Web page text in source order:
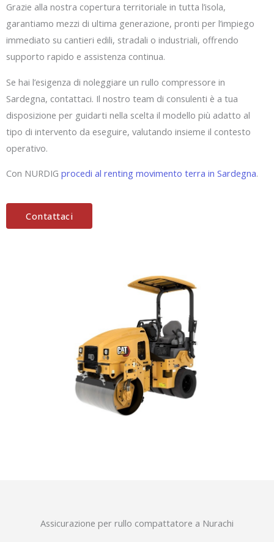
Grazie alla nostra copertura territoriale in tutta l’isola,
garantiamo mezzi di ultima generazione, pronti per l’impiego
immediato su cantieri edili, stradali o industriali, offrendo
supporto rapido e assistenza continua.
Se hai l’esigenza di noleggiare un rullo compressore in
Sardegna, contattaci. Il nostro team di consulenti è a tua
disposizione per guidarti nella scelta il modello più adatto al
tipo di intervento da eseguire, valutando insieme il contesto
operativo.
Con NURDIG procedi al renting movimento terra in Sardegna.
Contattaci
Assicurazione per rullo compattatore a Nurachi